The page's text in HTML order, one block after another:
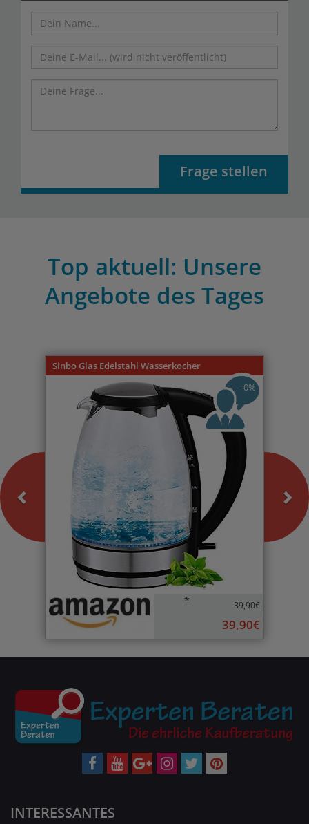
Frage stellen
Top aktuell: Unsere
Angebote des Tages
Sinbo Glas Edelstahl Wasserkocher
-0%
* 39,90€
39,90€
INTERESSANTES